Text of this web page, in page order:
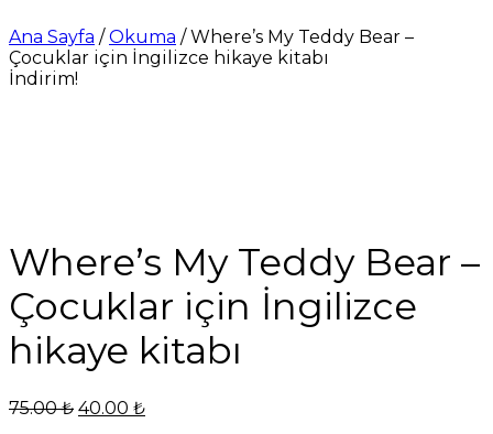
Ana Sayfa /Okuma / Where’s My Teddy Bear –
Çocuklar için İngilizce hikaye kitabı
İndirim!
Where’s My Teddy Bear –
Çocuklar için İngilizce
hikaye kitabı
75.00₺ Orijinal
40.00 ₺Şu